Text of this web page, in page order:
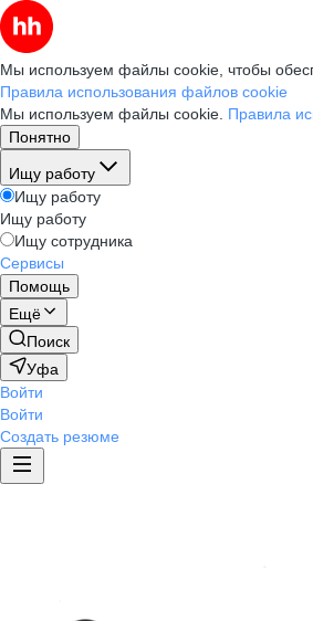
Мы используем файлы cookie, чтобы
Правила использования файлов cookie
Мы используем файлы cookie. Правила
Понятно
Ищу работу
Ищу работу
Ищу работу
Ищу сотрудника
Сервисы
Помощь
Ещё
Поиск
Уфа
Войти
Войти
Создать резюме